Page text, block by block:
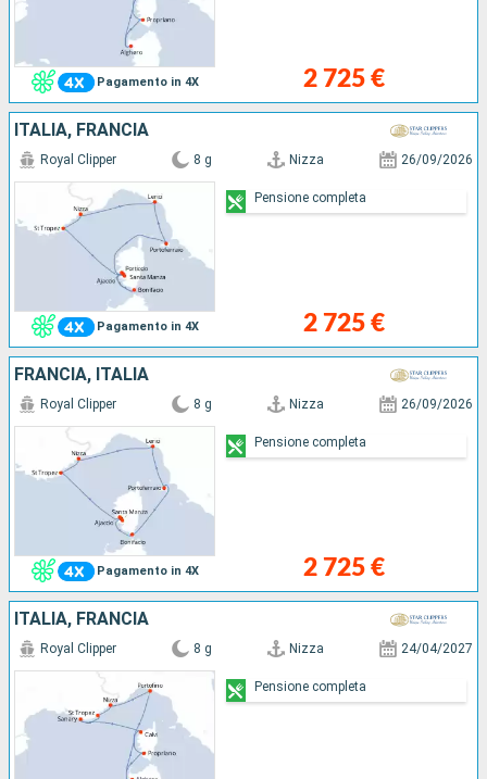
Pagamento in 4X 2 725 €
ITALIA, FRANCIA
Pagamento in 4X
Royal Clipper 8 g Nizza 26/09/2026
2 725 €
Pensione completa
FRANCIA, ITALIA
Pagamento in 4X
Royal Clipper 8 g Nizza 26/09/2026
2 725 €
Pensione completa
ITALIA, FRANCIA
Royal Clipper 8 g Nizza 24/04/2027
Pensione completa